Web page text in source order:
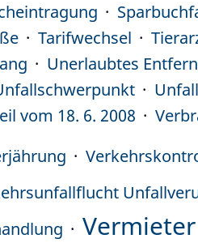
Tarifwechsel
Unerlaubtes
vom 18. 6. 2008
Vermieter